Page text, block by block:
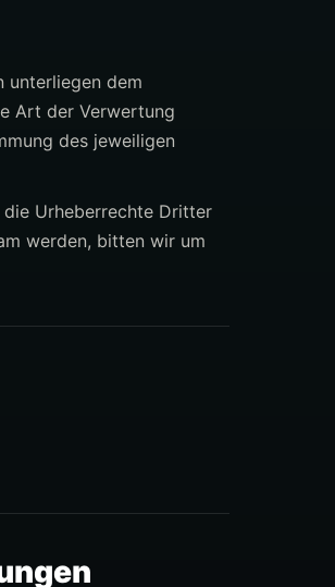
unterliegen dem
Art der Verwertung
des jeweiligen
Urheberrechte Dritter
werden, bitten wir um